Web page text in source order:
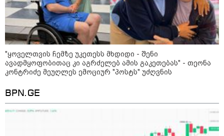
კატეგორიის ყველა სიახლე
მკითხველის რჩევით
"ყოველთვის ჩემზე უკეთესს მხდიდი - შენი
ავადმყოფობითაც კი აგრძელებ ამის გაკეთებას" - თეონა
კონტრიძე მეუღლეს ემოციურ "პოსტს" უძღვნის
BPN.GE